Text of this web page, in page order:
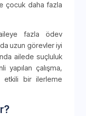
çocuk daha fazla
fazla ödev
uzun görevler iyi
ailede suçluluk
yapılan çalışma,
etkili bir ilerleme